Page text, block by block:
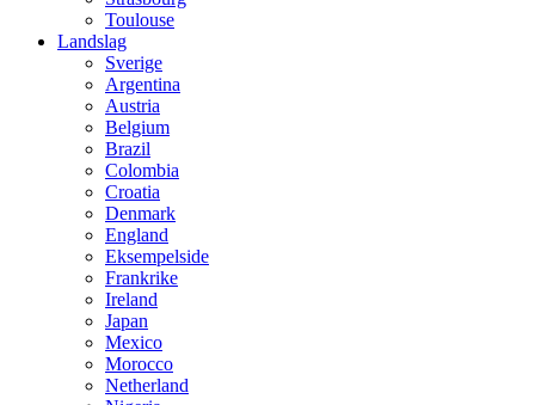
Toulouse
Landslag
Sverige
Argentina
Austria
Belgium
Brazil
Colombia
Croatia
Denmark
England
Eksempelside
Frankrike
Ireland
Japan
Mexico
Morocco
Netherland